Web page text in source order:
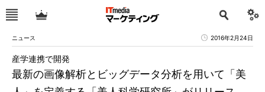
ニュース 2016年2月24日
最新の画像解析とビッグデータ分析を用いて「美
産学連携で開発